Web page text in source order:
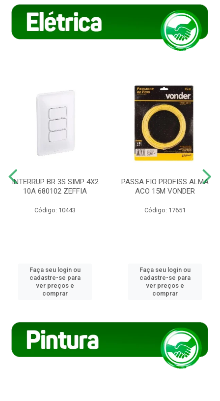
INTERRUP BR 3S SIMP 4X2
10A 680102 ZEFFIA
Código: 10443
Faça seu login ou
cadastre-se para
ver preços e
comprar
PASSA FIO PROFISS ALMA
ACO 15M VONDER
Código: 17651
Faça seu login ou
cadastre-se para
ver preços e
comprar